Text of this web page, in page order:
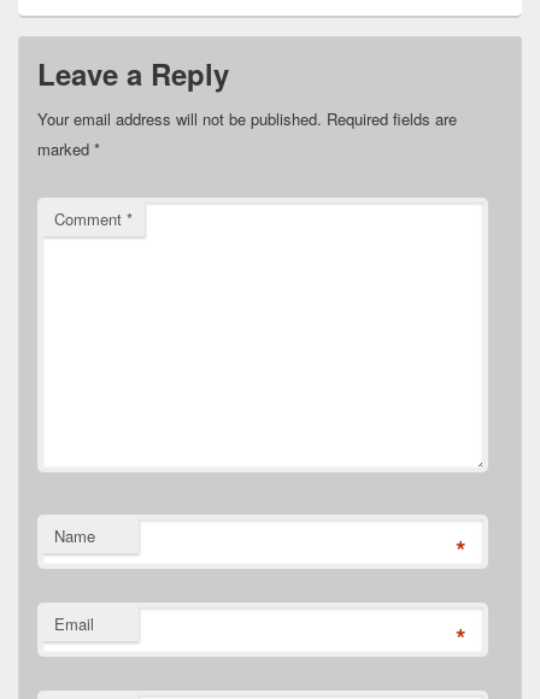
Leave a Reply
Your email address will not be published. Required fields are
marked *
Comment *
Name *
Email *